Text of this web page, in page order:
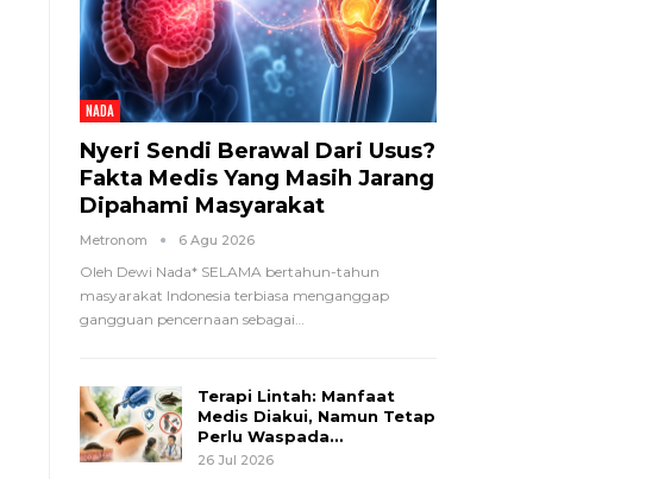
NADA
Nyeri Sendi Berawal Dari Usus?
Fakta Medis Yang Masih Jarang
Dipahami Masyarakat
Metronom 6 Agu 2026
Oleh Dewi Nada* SELAMA bertahun-tahun
masyarakat Indonesia terbiasa menganggap
gangguan pencernaan sebagai…
Terapi Lintah: Manfaat
Medis Diakui, Namun Tetap
Perlu Waspada…
26 Jul 2026